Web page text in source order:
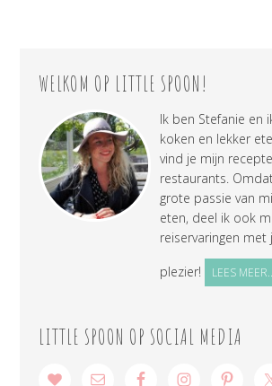
WELKOM OP LITTLE SPOON!
Ik ben Stefanie en
koken en lekker
vind je mijn
restaurants.
grote passie van
eten, deel ik ook
reiservaringen met
plezier!
LEES
LITTLE SPOON OP SOCIAL MEDIA